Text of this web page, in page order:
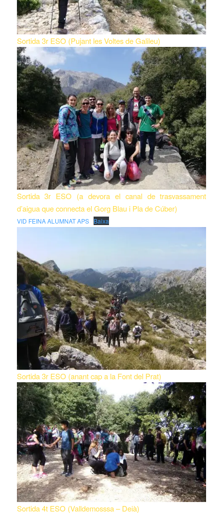
Sortida 3r ESO (Pujant les Voltes de Galileu)
Sortida 3r ESO (a devora el canal de trasvassament
d’aigua que connecta el Gorg Blau i Pla de Cúber)
VID FEINA ALUMNAT APS Baixa
Sortida 3r ESO (anant cap a la Font del Prat)
Sortida 4t ESO (Valldemosssa – Deià)